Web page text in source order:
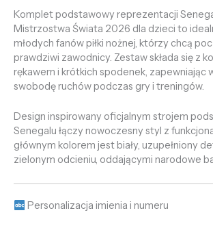
Komplet podstawowy reprezentacji
Mistrzostwa Świata 2026 dla dzieci to
młodych fanów piłki nożnej, którzy chcą
prawdziwi zawodnicy. Zestaw składa się z
rękawem i krótkich spodenek, zapewniając
swobodę ruchów podczas gry i treningów.
Design inspirowany oficjalnym strojem
Senegalu łączy nowoczesny styl z
głównym kolorem jest biały, uzupełniony
zielonym odcieniu, oddającymi narodowe
Personalizacja imienia i numeru